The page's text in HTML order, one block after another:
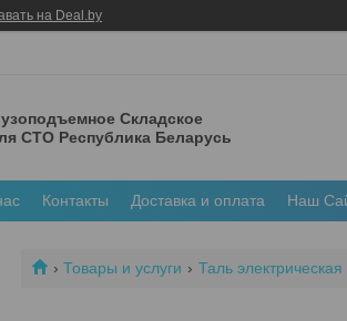
на Deal.by
Складское
СТО Республика Беларусь
Контакты Доставка и оплата Наш
Товары и услуги Таль